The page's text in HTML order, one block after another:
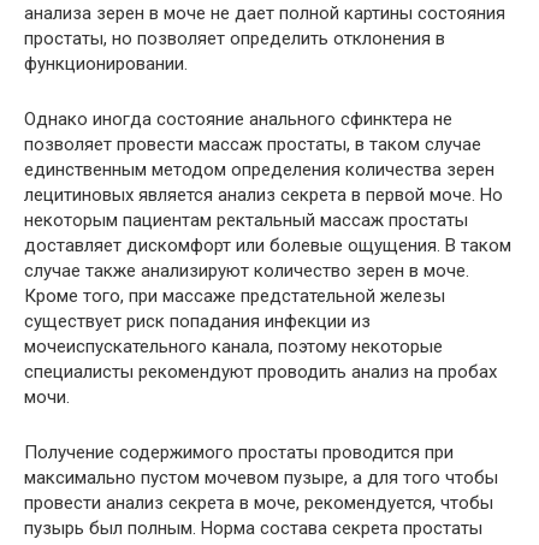
анализа зерен в моче не дает полной картины состояния
простаты, но позволяет определить отклонения в
функционировании.
Однако иногда состояние анального сфинктера не
позволяет провести массаж простаты, в таком случае
единственным методом определения количества зерен
лецитиновых является анализ секрета в первой моче. Но
некоторым пациентам ректальный массаж простаты
доставляет дискомфорт или болевые ощущения. В таком
случае также анализируют количество зерен в моче.
Кроме того, при массаже предстательной железы
существует риск попадания инфекции из
мочеиспускательного канала, поэтому некоторые
специалисты рекомендуют проводить анализ на пробах
мочи.
Получение содержимого простаты проводится при
максимально пустом мочевом пузыре, а для того чтобы
провести анализ секрета в моче, рекомендуется, чтобы
пузырь был полным. Норма состава секрета простаты